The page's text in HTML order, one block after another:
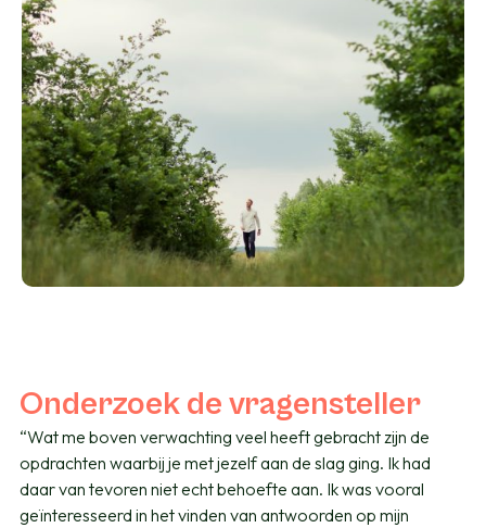
Onderzoek de vragensteller
“Wat me boven verwachting veel heeft gebracht zijn de
opdrachten waarbij je met jezelf aan de slag ging. Ik had
daar van tevoren niet echt behoefte aan. Ik was vooral
geïnteresseerd in het vinden van antwoorden op mijn